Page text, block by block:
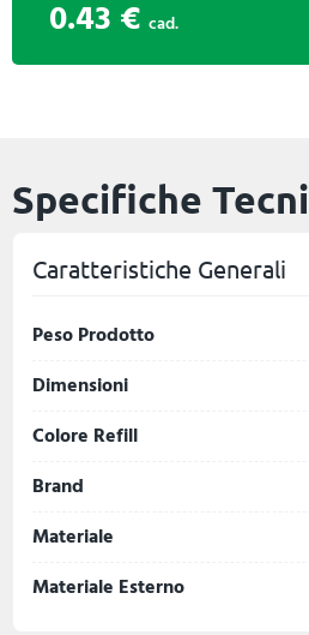
0.43 € cad.
Specifiche
Caratteristiche Generali
Peso Prodotto
Dimensioni
Colore Refill
Brand
Materiale
Materiale Esterno